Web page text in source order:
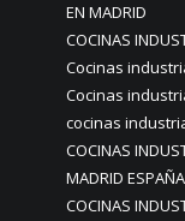
EN MADRID
COCINAS
Cocinas
Cocinas
cocinas
COCINAS
MADRID ESPAÑA
COCINAS